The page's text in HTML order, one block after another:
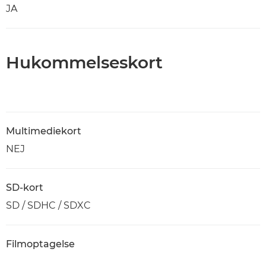
JA
Hukommelseskort
Multimediekort
NEJ
SD-kort
SD / SDHC / SDXC
Filmoptagelse